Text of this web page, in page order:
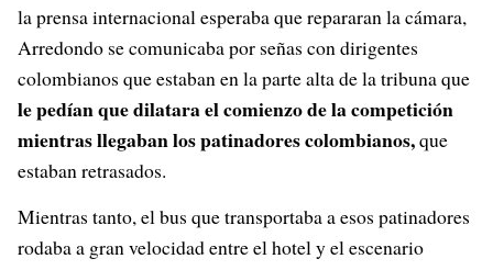
la prensa internacional esperaba que repararan la cámara,
Arredondo se comunicaba por señas con dirigentes
colombianos que estaban en la parte alta de la tribuna que
le pedían que dilatara el comienzo de la competición
mientras llegaban los patinadores colombianos,que
estaban retrasados.
Mientras tanto, el bus que transportaba a esos patinadores
rodaba a gran velocidad entre el hotel y el escenario